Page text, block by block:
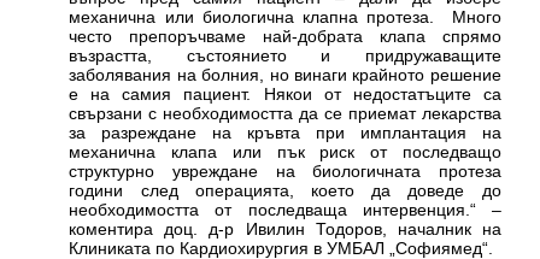
механична или биологична клапна протеза. Много
често препоръчваме най-добрата клапа спрямо
възрастта, състоянието и придружаващите
заболявания на болния, но винаги крайното решение
е на самия пациент. Някои от недостатъците са
свързани с необходимостта да се приемат лекарства
за разреждане на кръвта при имплантация на
механична клапа или пък риск от последващо
структурно увреждане на биологичната протеза
години след операцията, което да доведе до
необходимостта от последваща интервенция.“ –
коментира доц. д-р Ивилин Тодоров, началник на
Клиниката по Кардиохирургия в УМБАЛ „Софиямед“.